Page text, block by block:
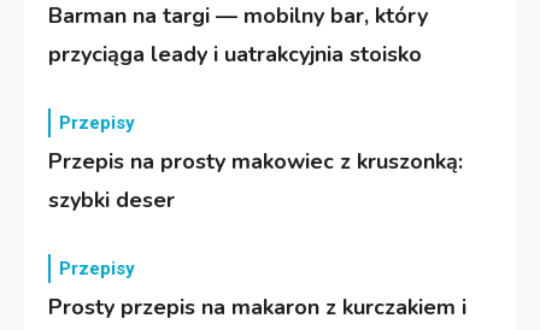
Barman na targi — mobilny bar, który
przyciąga leady i uatrakcyjnia stoisko
Przepisy
Przepis na prosty makowiec z kruszonką:
szybki deser
Przepisy
Prosty przepis na makaron z kurczakiem i